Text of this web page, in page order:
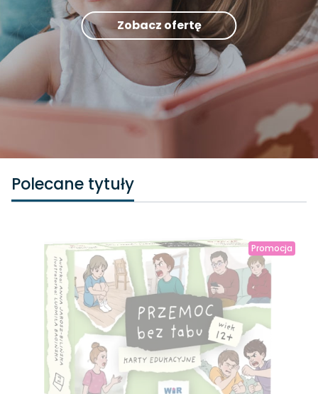
Zobacz ofertę
Polecane tytuły
Promocja